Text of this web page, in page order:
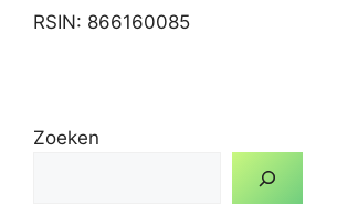
RSIN: 866160085
Zoeken